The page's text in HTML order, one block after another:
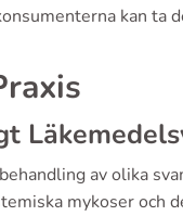
kan ta
av olika
mykoser och